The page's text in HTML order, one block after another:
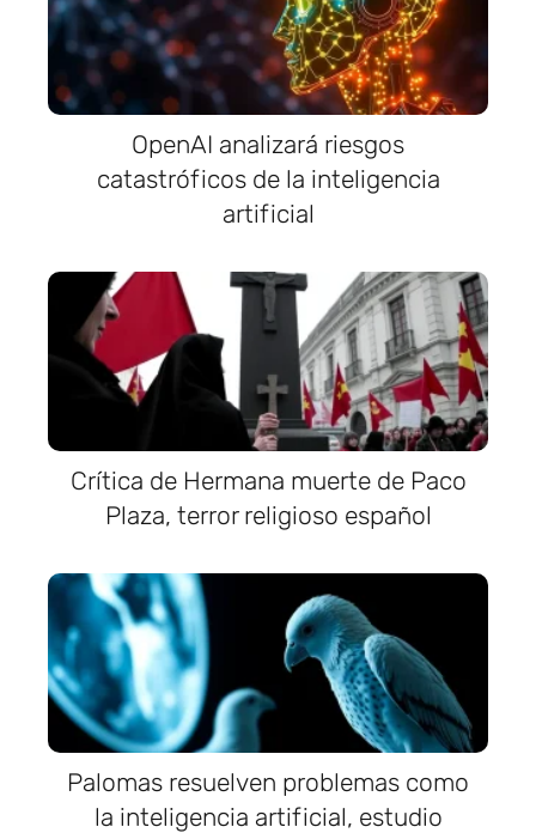
OpenAI analizará riesgos
catastróficos de la inteligencia
artificial
Crítica de Hermana muerte de Paco
Plaza, terror religioso español
Palomas resuelven problemas como
la inteligencia artificial, estudio